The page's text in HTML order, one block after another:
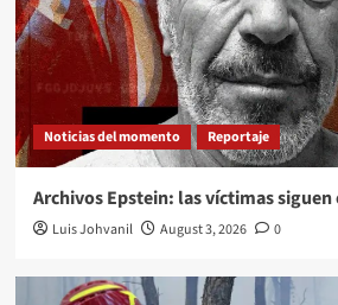
Noticias del momento Reportaje
Archivos Epstein: las víctimas siguen
Luis Johvanil August 3, 2026 0